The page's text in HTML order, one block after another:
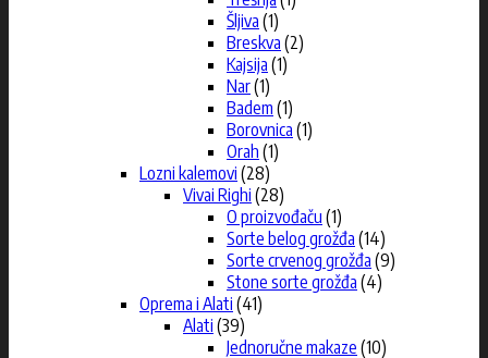
Šljiva (1)
Breskva (2)
Kajsija (1)
Nar(1)
Badem (1)
Borovnica (1)
Orah (1)
Lozni kalemovi (28)
Vivai Righi (28)
O proizvođaču (1)
Sorte belog grožđa (14)
Sorte crvenog grožđa (9)
Stone sorte grožđa (4)
Oprema i Alati (41)
Alati (39)
Jednoručne makaze (10)